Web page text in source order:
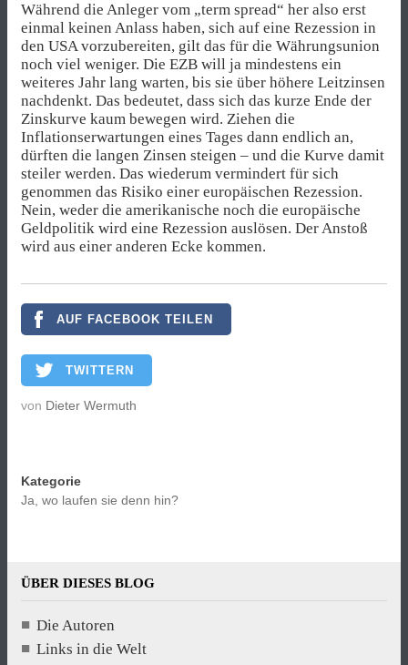
Während die Anleger vom „term spread“ her also erst
einmal keinen Anlass haben, sich auf eine Rezession in
den USA vorzubereiten, gilt das für die Währungsunion
noch viel weniger. Die EZB will ja mindestens ein
weiteres Jahr lang warten, bis sie über höhere Leitzinsen
nachdenkt. Das bedeutet, dass sich das kurze Ende der
Zinskurve kaum bewegen wird. Ziehen die
Inflationserwartungen eines Tages dann endlich an,
dürften die langen Zinsen steigen – und die Kurve damit
steiler werden. Das wiederum vermindert für sich
genommen das Risiko einer europäischen Rezession.
Nein, weder die amerikanische noch die europäische
Geldpolitik wird eine Rezession auslösen. Der Anstoß
wird aus einer anderen Ecke kommen.
AUF FACEBOOK TEILEN
TWITTERN
von Dieter Wermuth
Kategorie
Ja, wo laufen sie denn hin?
ÜBER DIESES BLOG
Die Autoren
Links in die Welt